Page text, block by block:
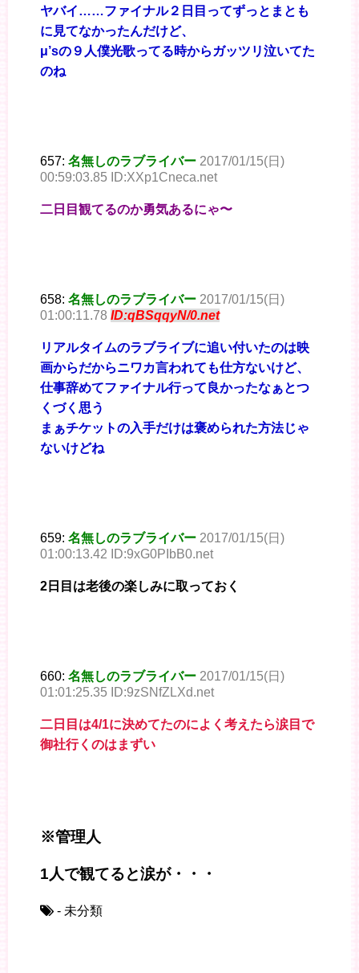
ヤバイ……ファイナル２日目ってずっとまとも
に見てなかったんだけど、
μ’sの９人僕光歌ってる時からガッツリ泣いてた
のね
657: 名無しのラブライバー 2017/01/15(日)
00:59:03.85 ID:XXp1Cneca.net
二日目観てるのか勇気あるにゃ〜
658: 名無しのラブライバー 2017/01/15(日)
01:00:11.78 ID:qBSqqyN/0.net
リアルタイムのラブライブに追い付いたのは映
画からだからニワカ言われても仕方ないけど、
仕事辞めてファイナル行って良かったなぁとつ
くづく思う
まぁチケットの入手だけは褒められた方法じゃ
ないけどね
659: 名無しのラブライバー 2017/01/15(日)
01:00:13.42 ID:9xG0PIbB0.net
2日目は老後の楽しみに取っておく
660: 名無しのラブライバー 2017/01/15(日)
01:01:25.35 ID:9zSNfZLXd.net
二日目は4/1に決めてたのによく考えたら涙目で
御社行くのはまずい
※管理人
1人で観てると涙が・・・
- 未分類